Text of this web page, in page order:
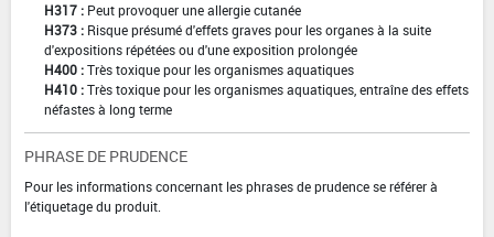
H317 : Peut provoquer une allergie cutanée
H373 : Risque présumé d'effets graves pour les organes à la suite
d'expositions répétées ou d'une exposition prolongée
H400 :Très toxique pour les organismes aquatiques
H410 :Très toxique pour les organismes aquatiques, entraîne des effets
néfastes à long terme
PHRASE DE PRUDENCE
Pour les informations concernant les phrases de prudence se référer à
l'étiquetage du produit.